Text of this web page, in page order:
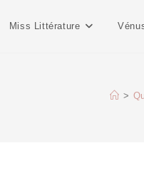
Miss Littérature
>